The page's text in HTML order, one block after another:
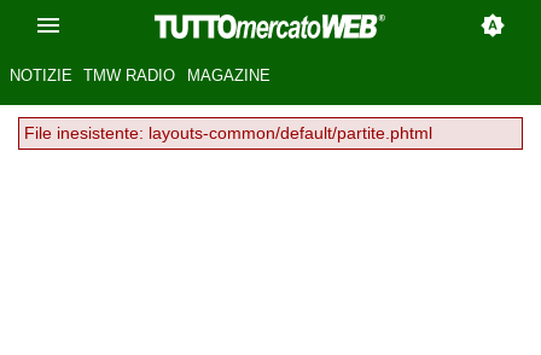
NOTIZIE TMW RADIO MAGAZINE
File inesistente: layouts-common/default/partite.phtml